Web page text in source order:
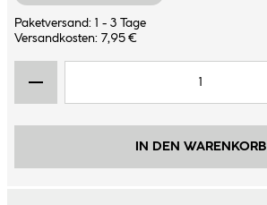
Paketversand: 1 - 3 Tage
Versandkosten: 7,95 €
IN DEN WARENKORB